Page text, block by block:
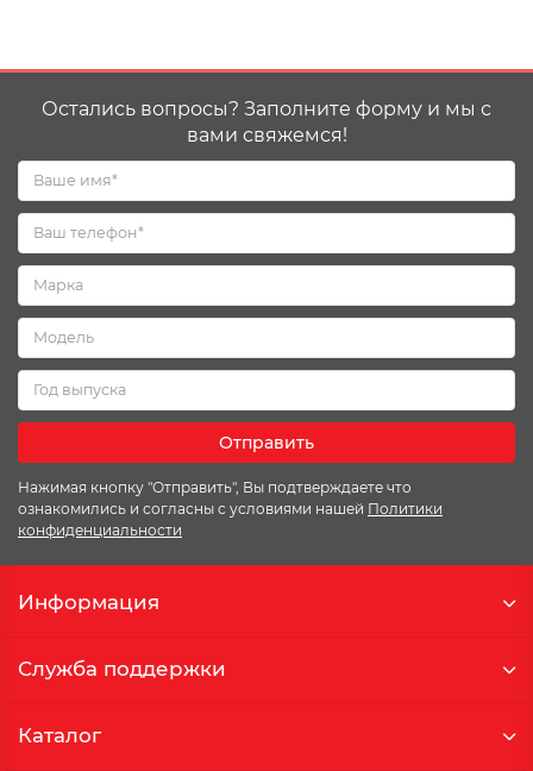
Остались вопросы? Заполните форму и мы с
вами свяжемся!
Отправить
Нажимая кнопку "Отправить", Вы подтверждаете что
ознакомились и согласны с условиями нашей Политики
конфиденциальности
Информация
Служба поддержки
Каталог